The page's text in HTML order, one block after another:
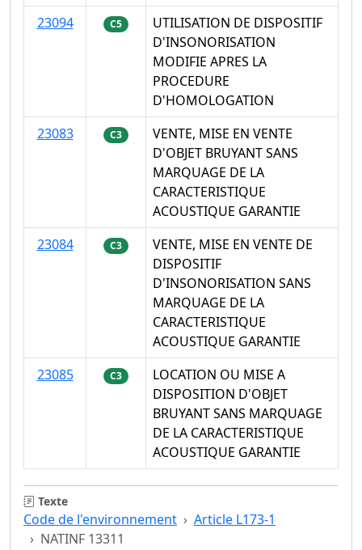
23094
C5
UTILISATION DE DISPOSITIF
D'INSONORISATION
MODIFIE APRES LA
PROCEDURE
D'HOMOLOGATION
23083
C3
VENTE, MISE EN VENTE
D'OBJET BRUYANT SANS
MARQUAGE DE LA
CARACTERISTIQUE
ACOUSTIQUE GARANTIE
23084
C3
VENTE, MISE EN VENTE DE
DISPOSITIF
D'INSONORISATION SANS
MARQUAGE DE LA
CARACTERISTIQUE
ACOUSTIQUE GARANTIE
23085
C3
LOCATION OU MISE A
DISPOSITION D'OBJET
BRUYANT SANS MARQUAGE
DE LA CARACTERISTIQUE
ACOUSTIQUE GARANTIE
Texte
Code de l'environnement
Article L173-1
NATINF 13311